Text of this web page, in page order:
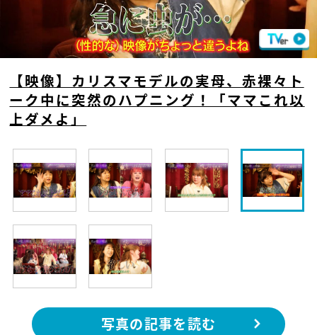
【映像】カリスマモデルの実母、赤裸々ト
ーク中に突然のハプニング！「ママこれ以
上ダメよ」
写真の記事を読む